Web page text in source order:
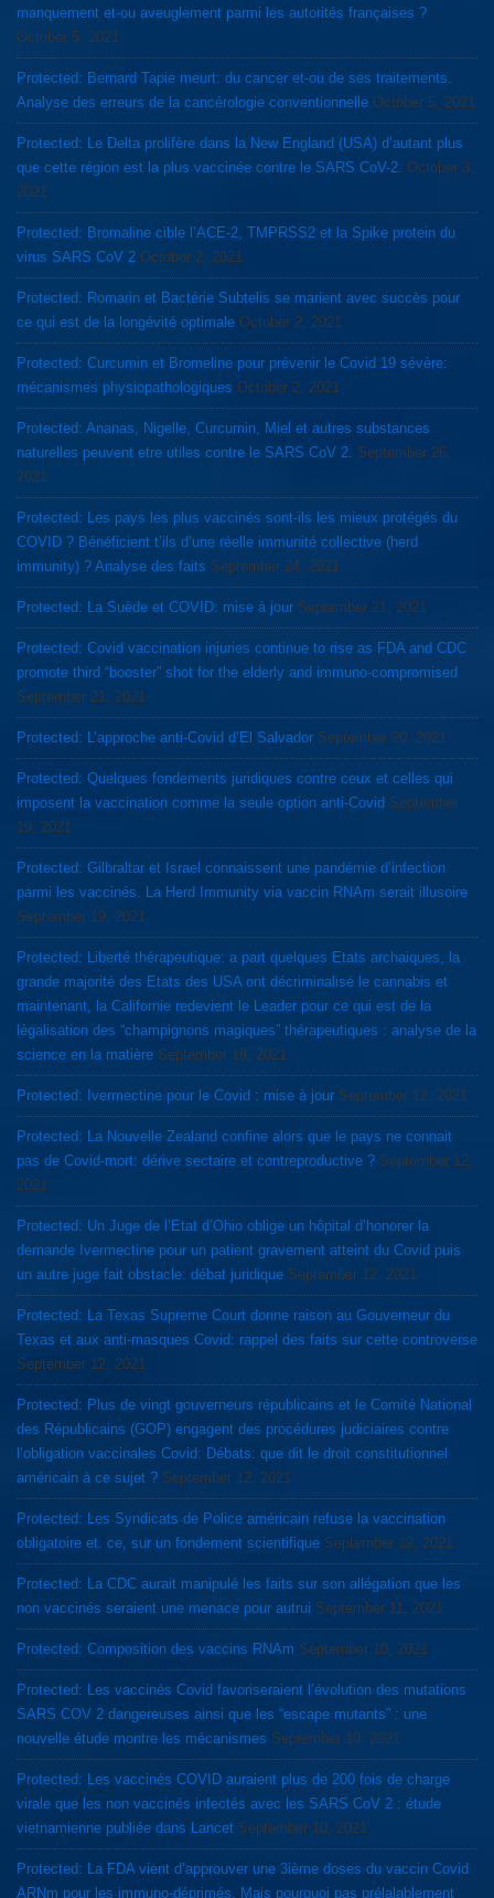
manquement et-ou aveuglement parmi les autorités françaises ?
October 5, 2021
Protected: Bernard Tapie meurt: du cancer et-ou de ses traitements.
Analyse des erreurs de la cancérologie conventionnelle October 5, 2021
Protected: Le Delta prolifère dans la New England (USA) d’autant plus
que cette région est la plus vaccinée contre le SARS CoV-2. October 3,
2021
Protected: Bromaline cible l’ACE-2, TMPRSS2 et la Spike protein du
virus SARS CoV 2 October 2, 2021
Protected: Romarin et Bactérie Subtelis se marient avec succès pour
ce qui est de la longévité optimale October 2, 2021
Protected: Curcumin et Bromeline pour prévenir le Covid 19 sévère:
mécanismes physiopathologiques October 2, 2021
Protected: Ananas, Nigelle, Curcumin, Miel et autres substances
naturelles peuvent etre utiles contre le SARS CoV 2. September 26,
2021
Protected: Les pays les plus vaccinés sont-ils les mieux protégés du
COVID ? Bénéficient t’ils d’une réelle immunité collective (herd
immunity) ? Analyse des faits September 24, 2021
Protected: La Suède et COVID: mise à jour September 21, 2021
Protected: Covid vaccination injuries continue to rise as FDA and CDC
promote third “booster” shot for the elderly and immuno-compromised
September 21, 2021
Protected: L’approche anti-Covid d’El Salvador September 20, 2021
Protected: Quelques fondements juridiques contre ceux et celles qui
imposent la vaccination comme la seule option anti-Covid September
19, 2021
Protected: Gilbraltar et Israel connaissent une pandémie d’infection
parmi les vaccinés. La Herd Immunity via vaccin RNAm serait illusoire
September 19, 2021
Protected: Liberté thérapeutique: a part quelques Etats archaiques, la
grande majorité des Etats des USA ont décriminalisé le cannabis et
maintenant, la Californie redevient le Leader pour ce qui est de la
légalisation des “champignons magiques” thérapeutiques : analyse de la
science en la matière September 19, 2021
Protected: Ivermectine pour le Covid : mise à jour September 12, 2021
Protected: La Nouvelle Zealand confine alors que le pays ne connait
pas de Covid-mort: dérive sectaire et contreproductive ? September 12,
2021
Protected: Un Juge de l’Etat d’Ohio oblige un hôpital d’honorer la
demande Ivermectine pour un patient gravement atteint du Covid puis
un autre juge fait obstacle: débat juridique September 12, 2021
Protected: La Texas Supreme Court donne raison au Gouverneur du
Texas et aux anti-masques Covid: rappel des faits sur cette controverse
September 12, 2021
Protected: Plus de vingt gouverneurs républicains et le Comité National
des Républicains (GOP) engagent des procédures judiciaires contre
l’obligation vaccinales Covid: Débats: que dit le droit constitutionnel
américain à ce sujet ? September 12, 2021
Protected: Les Syndicats de Police américain refuse la vaccination
obligatoire et. ce, sur un fondement scientifique September 12, 2021
Protected: La CDC aurait manipulé les faits sur son allégation que les
non vaccinés seraient une menace pour autrui September 11, 2021
Protected: Composition des vaccins RNAm September 10, 2021
Protected: Les vaccinés Covid favoriseraient l’évolution des mutations
SARS COV 2 dangereuses ainsi que les “escape mutants” : une
nouvelle étude montre les mécanismes September 10, 2021
Protected: Les vaccinés COVID auraient plus de 200 fois de charge
virale que les non vaccinés infectés avec les SARS CoV 2 : étude
vietnamienne publiée dans Lancet September 10, 2021
Protected: La FDA vient d’approuver une 3ième doses du vaccin Covid
ARNm pour les immuno-déprimés. Mais pourquoi pas prélalablement